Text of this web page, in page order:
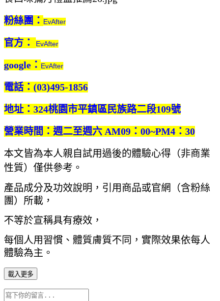
粉絲團： EvAfter
官方： EvAfter
google： EvAfter
電話：(03)495-1856
地址：324桃園市平鎮區民族路二段109號
營業時間：週二至週六 AM09：00~PM4：30
本文皆為本人親自試用過後的體驗心得（非商業
性質）僅供參考。
產品成分及功效說明，引用商品或官網（含粉絲
團）所載，
不等於宣稱具有療效，
每個人用習慣、體質膚質不同，實際效果依每人
體驗為主。
載入更多